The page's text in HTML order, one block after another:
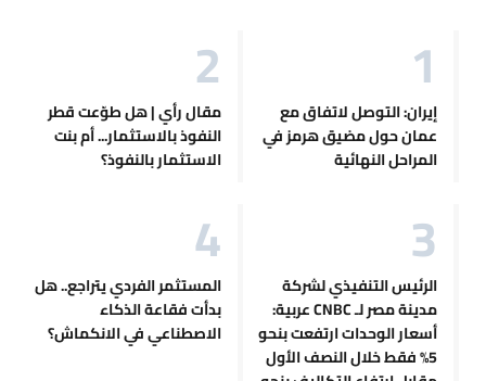
إيران: التوصل لاتفاق مع
عمان حول مضيق هرمز في
المراحل النهائية
مقال رأي | هل طوّعت قطر
النفوذ بالاستثمار... أم بنت
الاستثمار بالنفوذ؟
الرئيس التنفيذي لشركة
مدينة مصر لـ CNBC عربية:
أسعار الوحدات ارتفعت بنحو
5% فقط خلال النصف الأول
المستثمر الفردي يتراجع.. هل
بدأت فقاعة الذكاء
الاصطناعي في الانكماش؟